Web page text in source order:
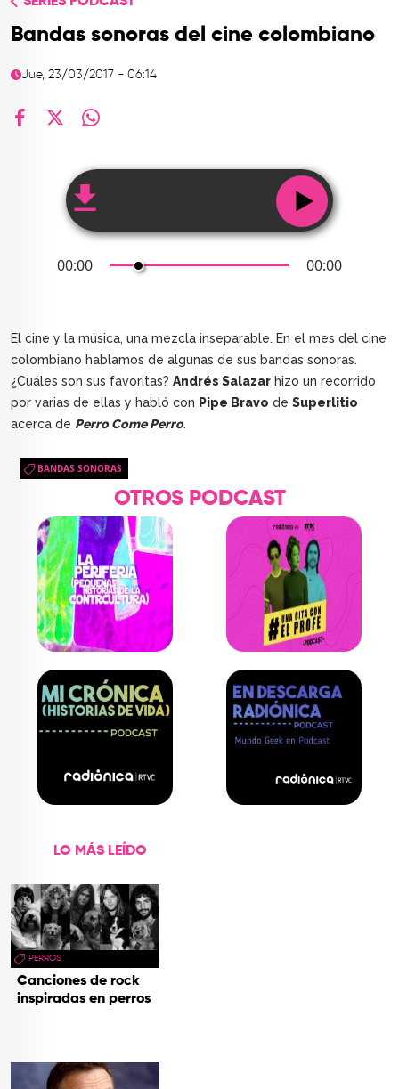
TOP
CONTACTO
Bandas sonoras del cine colombiano
Jue, 23/03/2017 - 06:14
00:00 00:00
El cine y la música, una mezcla inseparable. En el mes del cine
colombiano hablamos de algunas de sus bandas sonoras.
¿Cuáles son sus favoritas? Andrés Salazar hizo un recorrido
por varias de ellas y habló con Pipe Bravo de Superlitio
acerca de Perro Come Perro.
BANDAS SONORAS
OTROS PODCAST
LO MÁS LEÍDO
PERROS
Canciones de rock
inspiradas en perros